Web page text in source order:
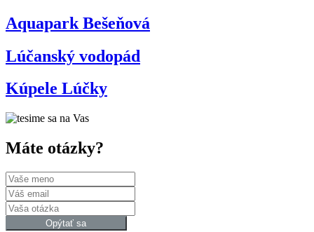
Aquapark Bešeňová
Lúčanský vodopád
Kúpele Lúčky
Máte otázky?
Opýtať sa